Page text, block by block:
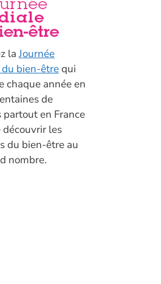
laJournée
bien-êtrequi
chaque année en
de
partout en France
découvrir les
du bien-être au
nombre.